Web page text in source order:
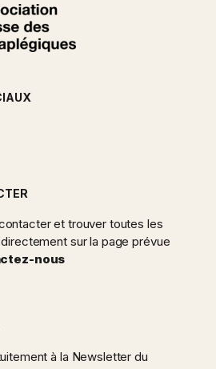
et trouver toutes les
sur la page prévue
nous
à la Newsletter du